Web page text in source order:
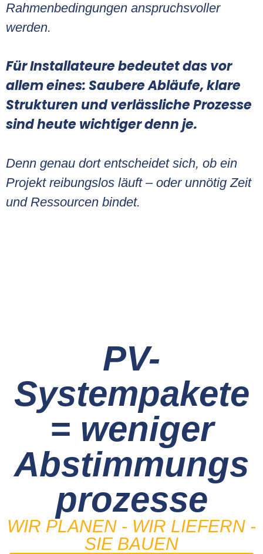
Rahmenbedingungen anspruchsvoller
werden.
Für Installateure bedeutet das vor
allem eines: Saubere Abläufe, klare
Strukturen und verlässliche Prozesse
sind heute wichtiger denn je.
Denn genau dort entscheidet sich, ob ein
Projekt reibungslos läuft – oder unnötig Zeit
und Ressourcen bindet.
PV-
Systempakete
= weniger
Abstimmungs
prozesse
WIR PLANEN - WIR LIEFERN -
SIE BAUEN